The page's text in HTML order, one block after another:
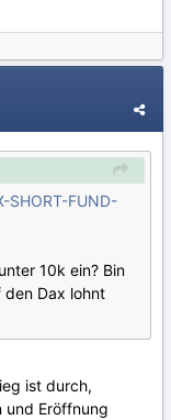
SHORT-FUND-
10k ein? Bin
den Dax lohnt
ist durch,
und Eröffnung